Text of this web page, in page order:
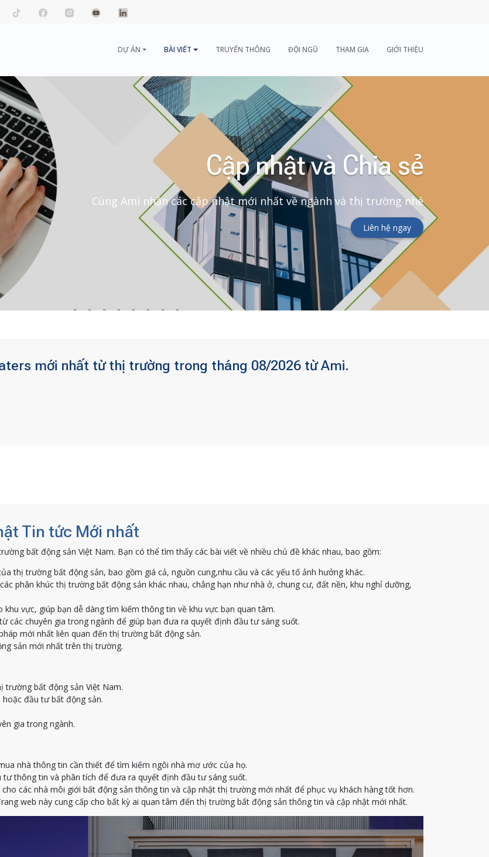
DỰ ÁN BÀI VIẾT TRUYỂN THÔNG ĐỘI NGŨ THAM GIA GIỚI THIỆU
Cập nhật và Chia sẻ
Cùng Ami nhận các cập nhật mới nhất về ngành và thị trường nhé
Liên hệ ngay
mới nhất từ thị trường trong tháng 08/2026 từ Ami.
Tin tức Mới nhất
bất động sản Việt Nam. Bạn có thể tìm thấy các bài viết về nhiều chủ đề khác nhau, bao gồm:
thị trường bất động sản, bao gồm giá cả, nguồn cung,nhu cầu và các yếu tố ảnh hưởng khác.
phân khúc thị trường bất động sản khác nhau, chẳng hạn như nhà ở, chung cư, đất nền, khu nghỉ dưỡng,
vực, giúp bạn dễ dàng tìm kiếm thông tin về khu vực bạn quan tâm.
các chuyên gia trong ngành để giúp bạn đưa ra quyết định đầu tư sáng suốt.
mới nhất liên quan đến thị trường bất động sản.
sản mới nhất trên thị trường.
trường bất động sản Việt Nam.
đầu tư bất động sản.
gia trong ngành.
nhà thông tin cần thiết để tìm kiếm ngôi nhà mơ ước của họ.
tư thông tin và phân tích để đưa ra quyết định đầu tư sáng suốt.
cho các nhà môi giới bất động sản thông tin và cập nhật thị trường mới nhất để phục vụ khách hàng tốt hơn.
web này cung cấp cho bất kỳ ai quan tâm đến thị trường bất động sản thông tin và cập nhật mới nhất.